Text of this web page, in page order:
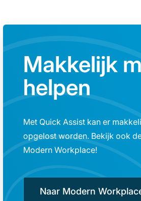
Makkelijk
helpen
Met Quick Assist kan er
opgelost worden. Bekijk ook
Modern Workplace!
Naar Modern